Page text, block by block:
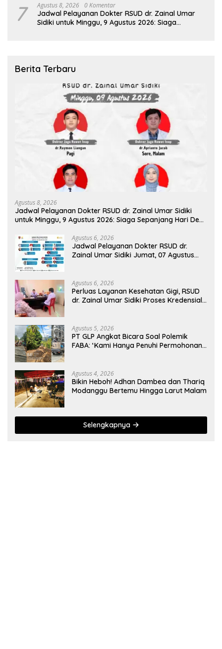
7 Agustus 8, 2026 0 Komentar
Jadwal Pelayanan Dokter RSUD dr. Zainal Umar
Sidiki untuk Minggu, 9 Agustus 2026: Siaga
Berita Terbaru
Agustus 8, 2026
Jadwal Pelayanan Dokter RSUD dr. Zainal Umar Sidiki
untuk Minggu, 9 Agustus 2026: Siaga Sepanjang Hari Demi
Agustus 6, 2026
Jadwal Pelayanan Dokter RSUD dr.
Zainal Umar Sidiki Jumat, 07 Agustus
Agustus 6, 2026
Perluas Layanan Kesehatan Gigi, RSUD
dr. Zainal Umar Sidiki Proses Kredensial
Agustus 5, 2026
PT GLP Angkat Bicara Soal Polemik
FABA: ‘Kami Hanya Penuhi Permohonan
Agustus 4, 2026
Bikin Heboh! Adhan Dambea dan Thariq
Modanggu Bertemu Hingga Larut Malam
Selengkapnya